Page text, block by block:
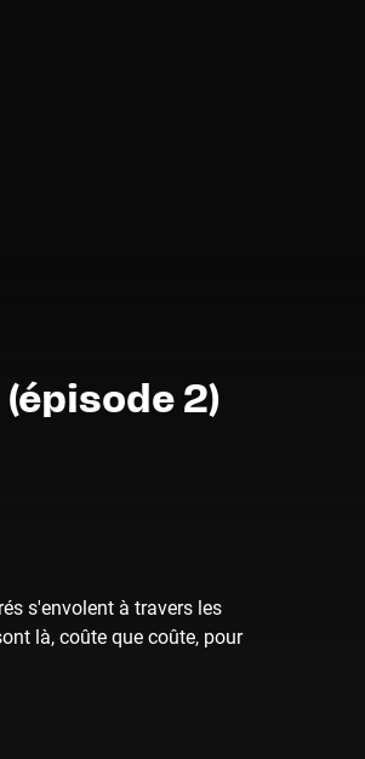
2)
s'envolent à travers les
là, coûte que coûte, pour